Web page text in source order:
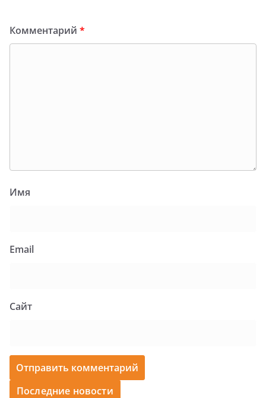
Комментарий *
Имя
Email
Сайт
Последние новости